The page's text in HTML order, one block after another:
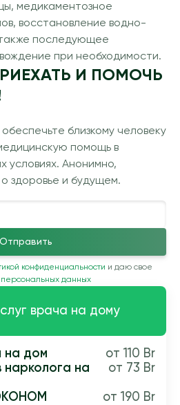
медикаментозное
восстановление водно-
последующее
при необходимости.
И ПОМОЧЬ
близкому человеку
помощь в
условиях. Анонимно,
здоровье и будущем.
Отправить
конфиденциальности и даю свое
данных
врача на дому
на дом
от 110 Br
нарколога на
от 73 Br
от 190 Br